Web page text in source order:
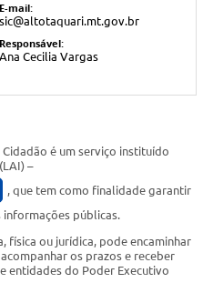
E-mail:
sic@altotaquari.mt.gov.br
Responsável:
Ana Cecilia Vargas
é um serviço instituído
–
, que tem como finalidade garantir
informações públicas.
física ou jurídica, pode encaminhar
os prazos e receber
entidades do Poder Executivo